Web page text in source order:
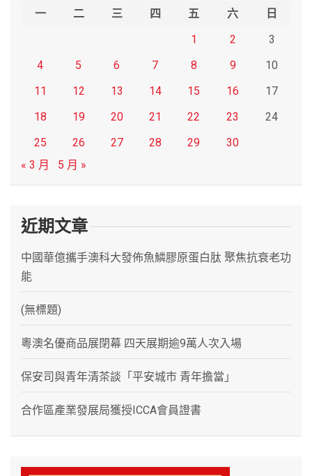
一 二 三 四 五 六
日
1
2
3
4
5 6 7 8 9
10
11
12 13 14 15 16
17
18
19 20 21 22 23
24
25
26 27 28 29
30
« 3 月
5 月 »
近期文章
中國華億攜手澳科大發佈魚鱗膠原蛋白肽 聚焦抗衰老功
能
(無標題)
粵澳名優商品展閉幕 四天展期逾9萬人次入場
保安司與青年清茶談「平安城市 青年擔當」
合作區產業發展局獲授ICCA會員證書